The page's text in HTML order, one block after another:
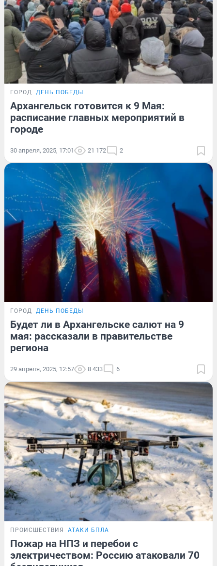
ГОРОД ДЕНЬ ПОБЕДЫ
Архангельск готовится к 9 Мая:
расписание главных мероприятий в
городе
30 апреля, 2025, 17:01 21 172 2
ГОРОД ДЕНЬ ПОБЕДЫ
Будет ли в Архангельске салют на 9
мая: рассказали в правительстве
региона
29 апреля, 2025, 12:57 8 433 6
ПРОИСШЕСТВИЯ АТАКИ БПЛА
Пожар на НПЗ и перебои с
электричеством: Россию атаковали 70